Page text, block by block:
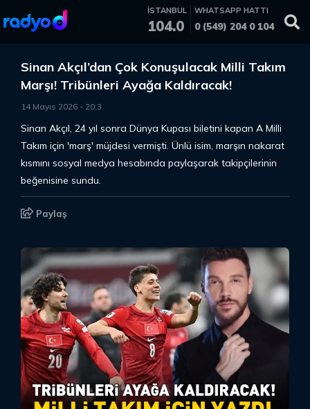
İSTANBUL
104.0
WHATSAPP HATTI
0 (549) 204 0 104
Sinan Akçıl’dan Çok Konuşulacak Milli Takım
Marşı! Tribünleri Ayağa Kaldıracak!
14 Mayıs 2026 - 20:3
Sinan Akçıl, 24 yıl sonra Dünya Kupası biletini kapan A Milli
Takım için 'marş' müjdesi vermişti. Ünlü isim, marşın nakarat
kısmını sosyal medya hesabında paylaşarak takipçilerinin
beğenisine sundu.
Paylaş